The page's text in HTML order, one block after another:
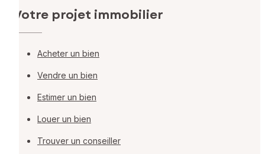
Votre projet immobilier
Acheter un bien
Vendre un bien
Estimer un bien
Louer un bien
Trouver un conseiller